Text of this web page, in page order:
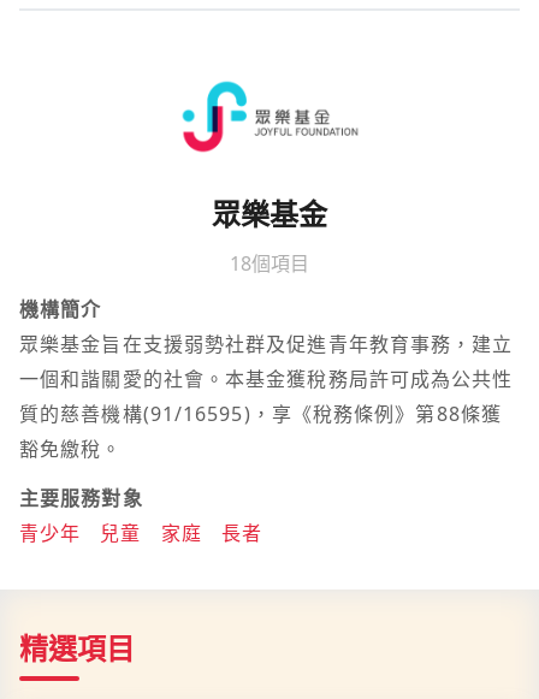
眾樂基金
18個項目
機構簡介
眾樂基金旨在支援弱勢社群及促進青年教育事務，建立
一個和諧關愛的社會。本基金獲稅務局許可成為公共性
質的慈善機構(91/16595)，享《稅務條例》第88條獲
豁免繳稅。
主要服務對象
青少年
兒童 家庭 長者
精選項目